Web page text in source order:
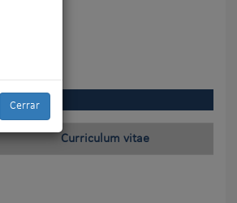
Cerrar
Curriculum vitae